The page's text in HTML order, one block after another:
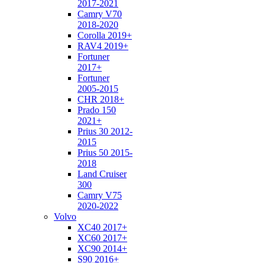
2017-2021
Camry V70
2018-2020
Corolla 2019+
RAV4 2019+
Fortuner
2017+
Fortuner
2005-2015
CHR 2018+
Prado 150
2021+
Prius 30 2012-
2015
Prius 50 2015-
2018
Land Cruiser
300
Camry V75
2020-2022
Volvo
XC40 2017+
XC60 2017+
XC90 2014+
S90 2016+